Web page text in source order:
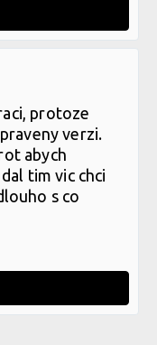
protoze
verzi.
abych
tim vic chci
s co